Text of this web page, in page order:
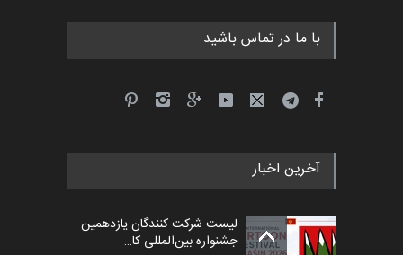
مهلت
پنجمین مسابقۀ بین‌المللی
مهلت 5 ماه دیگر
با ما در تماس باشید
آخرین اخبار
لیست شرکت کنندگان یازدهمین
جشنواره بین‌المللی کا…